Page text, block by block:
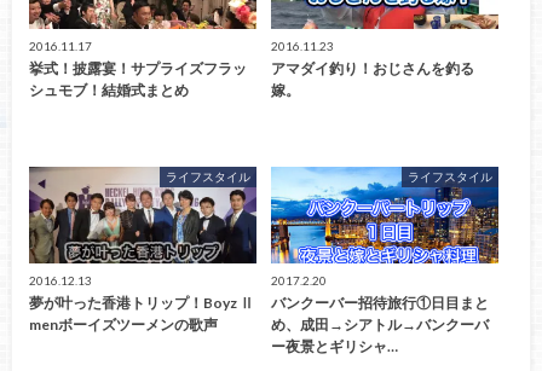
2016.11.17
挙式！披露宴！サプライズフラッ
シュモブ！結婚式まとめ
2016.11.23
アマダイ釣り！おじさんを釣る
嫁。
ライフスタイル
2016.12.13
夢が叶った香港トリップ！Boyz Ⅱ
menボーイズツーメンの歌声
ライフスタイル
2017.2.20
バンクーバー招待旅行①日目まと
め、成田→シアトル→バンクーバ
ー夜景とギリシャ…